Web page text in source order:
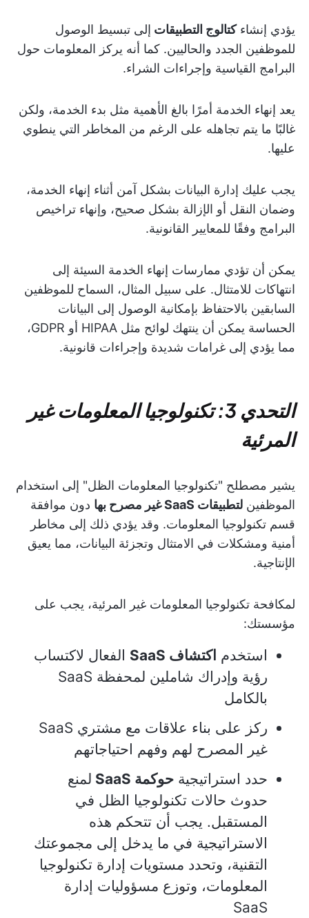
يؤدي إنشاءكتالوج التطبيقات إلى تبسيط الوصول
للموظفين الجدد والحاليين. كما أنه يركز المعلومات حول
البرامج القياسية وإجراءات الشراء.
يعد إنهاء الخدمة أمرًا بالغ الأهمية مثل بدء الخدمة، ولكن
غالبًا ما يتم تجاهله على الرغم من المخاطر التي ينطوي
عليها.
يجب عليك إدارة البيانات بشكل آمن أثناء إنهاء الخدمة،
وضمان النقل أو الإزالة بشكل صحيح، وإنهاء تراخيص
البرامج وفقًا للمعايير القانونية.
يمكن أن تؤدي ممارسات إنهاء الخدمة السيئة إلى
انتهاكات للامتثال. على سبيل المثال، السماح للموظفين
السابقين بالاحتفاظ بإمكانية الوصول إلى البيانات
الحساسة يمكن أن ينتهك لوائح مثل HIPAA أو GDPR،
مما يؤدي إلى غرامات شديدة وإجراءات قانونية.
التحدي 3: تكنولوجيا المعلومات غير
المرئية
يشير مصطلح "تكنولوجيا المعلومات الظل" إلى استخدام
الموظفين لتطبيقات SaaS غير مصرح بها
دون موافقة
قسم تكنولوجيا المعلومات. وقد يؤدي ذلك إلى مخاطر
أمنية ومشكلات في الامتثال وتجزئة البيانات، مما يعيق
الإنتاجية.
لمكافحة تكنولوجيا المعلومات غير المرئية، يجب على
مؤسستك:
استخدم اكتشاف SaaS
الفعال لاكتساب
رؤية وإدراك شاملين لمحفظة SaaS
بالكامل
ركز على بناء علاقات مع مشتري SaaS
غير المصرح لهم وفهم احتياجاتهم
حدد استراتيجية حوكمة SaaS
لمنع
حدوث حالات تكنولوجيا الظل في
المستقبل. يجب أن تتحكم هذه
الاستراتيجية في ما يدخل إلى مجموعتك
التقنية، وتحدد مستويات إدارة تكنولوجيا
المعلومات، وتوزع مسؤوليات إدارة
SaaS